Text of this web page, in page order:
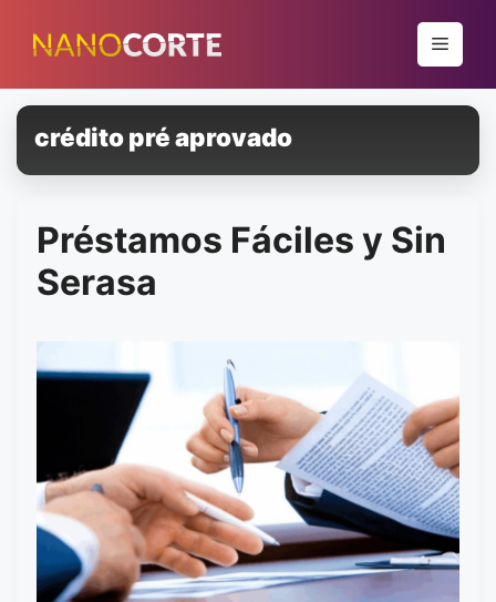
para
conteúdo
Menu
crédito pré aprovado
Préstamos Fáciles y Sin
Serasa